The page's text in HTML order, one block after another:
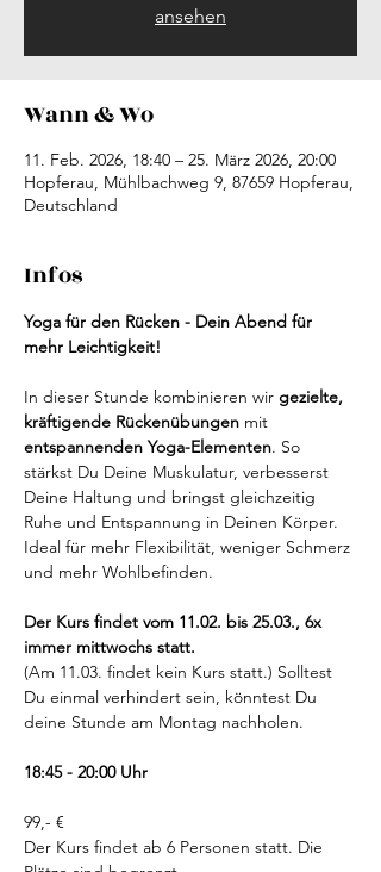
ansehen
Wann & Wo
11. Feb. 2026, 18:40 – 25. März 2026, 20:00
Hopferau, Mühlbachweg 9, 87659 Hopferau,
Deutschland
Infos
Yoga für den Rücken - Dein Abend für
mehr Leichtigkeit!
In dieser Stunde kombinieren wir gezielte,
kräftigende Rückenübungen mit
entspannenden Yoga-Elementen. So
stärkst Du Deine Muskulatur, verbesserst
Deine Haltung und bringst gleichzeitig
Ruhe und Entspannung in Deinen Körper.
Ideal für mehr Flexibilität, weniger Schmerz
und mehr Wohlbefinden.
Der Kurs findet vom 11.02. bis 25.03., 6x
immer mittwochs statt.
(Am 11.03. findet kein Kurs statt.) Solltest
Du einmal verhindert sein, könntest Du
deine Stunde am Montag nachholen.
18:45 - 20:00 Uhr
99,- €
Der Kurs findet ab 6 Personen statt. Die